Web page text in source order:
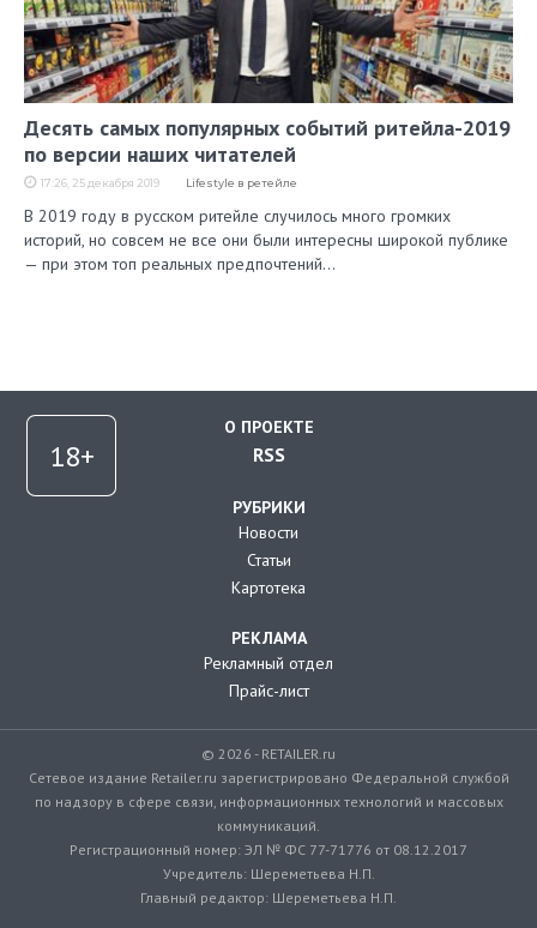
Десять самых популярных событий ритейла-2019
по версии наших читателей
17:26, 25 декабря 2019 Lifestyle в ретейле
В 2019 году в русском ритейле случилось много громких
историй, но совсем не все они были интересны широкой публике
— при этом топ реальных предпочтений…
О ПРОЕКТЕ
RSS
РУБРИКИ
Новости
Статьи
Картотека
РЕКЛАМА
Рекламный отдел
Прайс-лист
© 2026 - RETAILER.ru
Сетевое издание Retailer.ru зарегистрировано Федеральной службой
по надзору в сфере связи, информационных технологий и массовых
коммуникаций.
Регистрационный номер: ЭЛ № ФС 77-71776 от 08.12.2017
Учредитель: Шереметьева Н.П.
Главный редактор: Шереметьева Н.П.